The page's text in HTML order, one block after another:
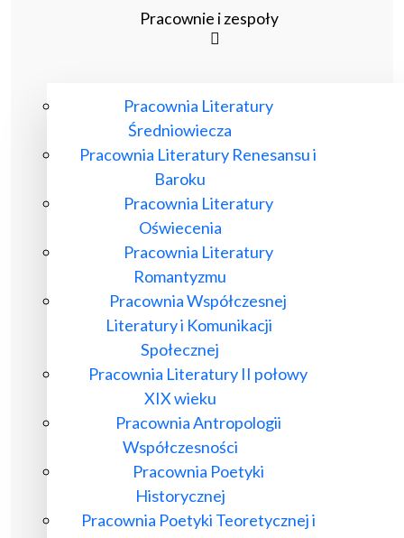
Pracownie i zespoły
Pracownia Literatury
Średniowiecza
Pracownia Literatury Renesansu i
Baroku
Pracownia Literatury
Oświecenia
Pracownia Literatury
Romantyzmu
Pracownia Współczesnej
Literatury i Komunikacji
Społecznej
Pracownia Literatury II połowy
XIX wieku
Pracownia Antropologii
Współczesności
Pracownia Poetyki
Historycznej
Pracownia Poetyki Teoretycznej i